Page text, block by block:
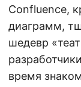
Confluence,
диаграмм,
шедевр
время